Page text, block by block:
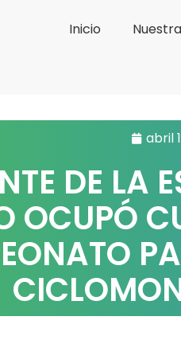
Inicio
abril
DE LA
OCUPÓ